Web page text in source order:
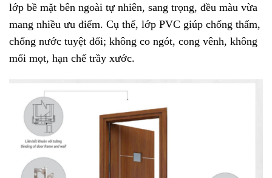
lớp bề mặt bên ngoài tự nhiên, sang trọng, đều màu vừa
mang nhiều ưu điểm. Cụ thể, lớp PVC giúp chống thấm,
chống nước tuyệt đối; không co ngót, cong vênh, không
mối mọt, hạn chế trầy xước.